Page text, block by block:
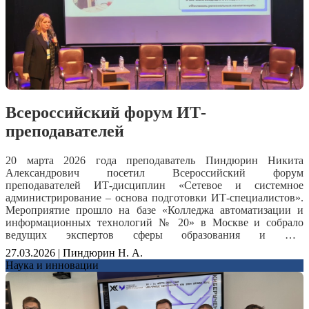
З.К Эта конференция стала уникальной площадкой для
обмена опытом и знакомств. Выражаем организаторам,
руководителям и участникам конференции огромную
благодарность!Отдельное спасибо научным руководителям,
которые поддержали студентов на пути исследований, а также
членам жюри за профессиональную оценку работ.Желаем
новых творческих успехов и достижений! И до новых встреч!
#СоюзМашРоссии
студентов. Грамотную речь и умение правильно определять
цели в своих работах, делать конкретные выводы.
Всероссийский форум ИТ-
преподавателей
20 марта 2026 года преподаватель Пиндюрин Никита
Александрович посетил Всероссийский форум
преподавателей ИТ-дисциплин «Сетевое и системное
администрирование – основа подготовки ИТ-специалистов».
Мероприятие прошло на базе «Колледжа автоматизации и
информационных технологий № 20» в Москве и собрало
ведущих экспертов сферы образования и ИТ-
индустрии.Форум был посвящен объединению усилий
академического сообщества и работодателей для подготовки
высококвалифицированных кадров. В рамках деловой
программы участники обсудили актуальные вопросы
реализации образовательных программ в области сетевого и
27.03.2026 | Пиндюрин Н. А.
Наука и инновации